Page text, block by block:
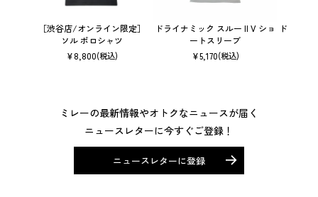
［渋谷店/オンライン限定］
ソル ポロシャツ
¥8,800(税込)
ドライナミック スルー II V ショ
ートスリーブ
¥5,170(税込)
ドライナ
ミレーの最新情報やオトクなニュースが届く
ニュースレターに今すぐご登録！
ニュースレターに登録